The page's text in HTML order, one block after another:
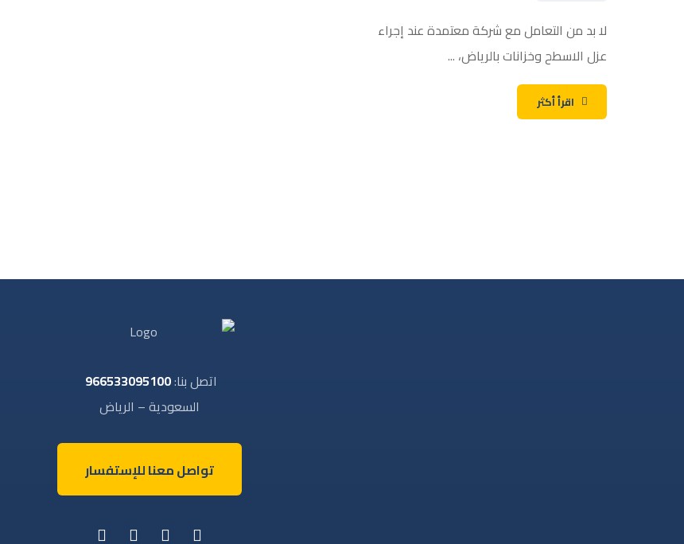
لا بد من التعامل مع شركة معتمدة عند إجراء
عزل الاسطح وخزانات بالرياض، ...
اقرأ أكثر
اتصل بنا:966533095100
السعودية – الرياض
تواصل معنا للإستفسار